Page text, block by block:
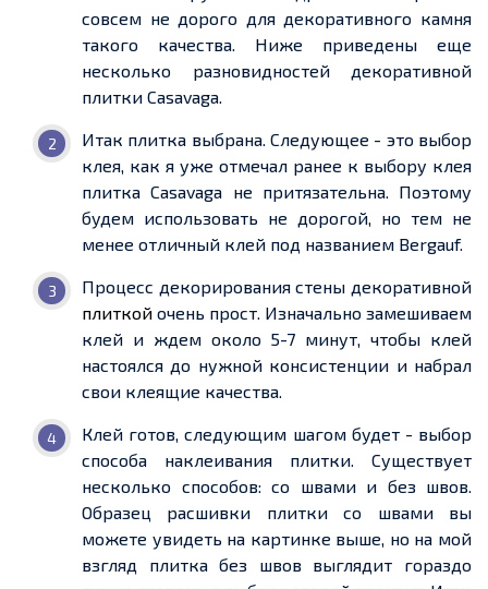
совсем не дорого для декоративного камня
такого качества. Ниже приведены еще
несколько разновидностей декоративной
плитки Casavaga.
Итак плитка выбрана. Следующее - это выбор
клея, как я уже отмечал ранее к выбору клея
плитка Casavaga не притязательна. Поэтому
будем использовать не дорогой, но тем не
менее отличный клей под названием Bergauf.
Процесс декорирования стены декоративной
плиткой очень прост. Изначально замешиваем
клей и ждем около 5-7 минут, чтобы клей
настоялся до нужной консистенции и набрал
свои клеящие качества.
Клей готов, следующим шагом будет - выбор
способа наклеивания плитки. Существует
несколько способов: со швами и без швов.
Образец расшивки плитки со швами вы
можете увидеть на картинке выше, но на мой
взгляд плитка без швов выглядит гораздо